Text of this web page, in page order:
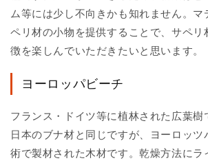
ム等には少し不向きかも知れません。マ
ペリ材の小物を提供することで、サペリ
徴を楽しんでいただきたいと思います。
ヨーロッパビーチ
フランス・ドイツ等に植林された広葉樹
日本のブナ材と同じですが、ヨーロッツ
術で製材された木材です。乾燥方法にラ